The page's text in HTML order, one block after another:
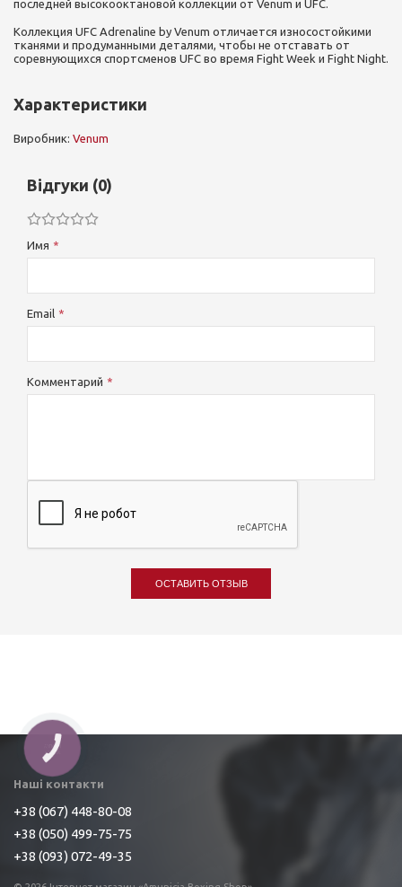
последней высокооктановой коллекции от Venum и UFC.
Коллекция UFC Adrenaline by Venum отличается износостойкими
тканями и продуманными деталями, чтобы не отставать от
соревнующихся спортсменов UFC во время Fight Week и Fight Night.
Характеристики
Виробник: Venum
Відгуки (0)
Имя
Email
Комментарий
ОСТАВИТЬ ОТЗЫВ
Наші контакти
+38 (067) 448-80-08
+38 (050) 499-75-75
+38 (093) 072-49-35